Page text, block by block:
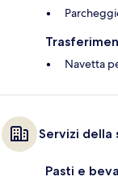
Navetta
Servizi della
Pasti e